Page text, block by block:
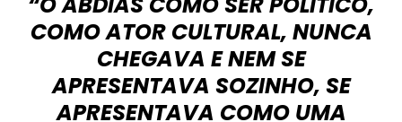
COMO ATOR CULTURAL, NUNCA
CHEGAVA E NEM SE
APRESENTAVA SOZINHO, SE
APRESENTAVA COMO UMA